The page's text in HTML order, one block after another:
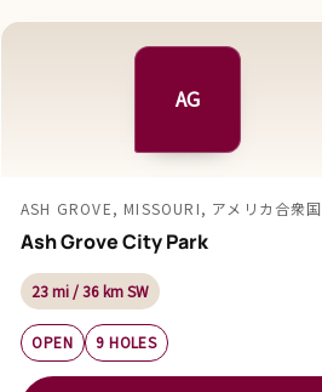
AG
ASH GROVE, MISSOURI, アメリカ合衆国
Ash Grove City Park
23 mi / 36 km SW
OPEN 9 HOLES